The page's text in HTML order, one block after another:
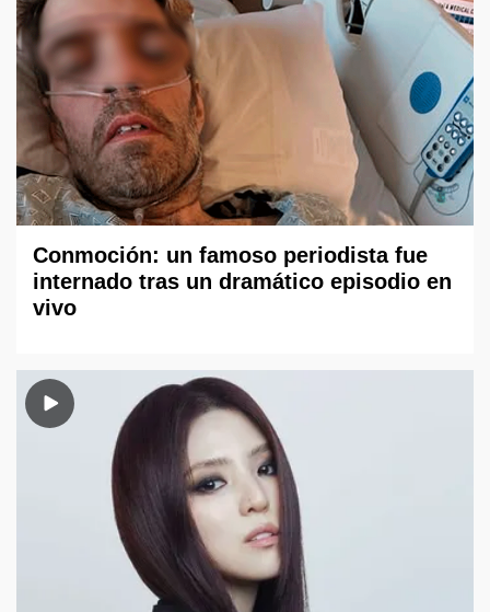
Conmoción: un famoso periodista fue
internado tras un dramático episodio en
vivo